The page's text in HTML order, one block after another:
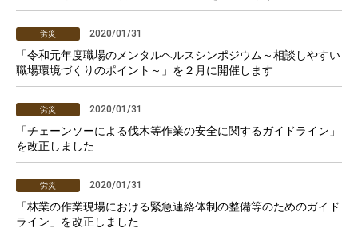
労災 2020/01/31
「令和元年度職場のメンタルヘルスシンポジウム～相談しやすい
職場環境づくりのポイント～」を２月に開催します
労災 2020/01/31
「チェーンソーによる伐木等作業の安全に関するガイドライン」
を改正しました
労災 2020/01/31
「林業の作業現場における緊急連絡体制の整備等のためのガイド
ライン」を改正しました